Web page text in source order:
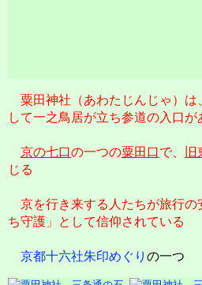
粟田神社（あわたじんじゃ）は
して一之鳥居が立ち参道の入口が
京の七口の一つの粟田口で、
じる
京を行き来する人たちが旅行の
ち守護」として信仰されている
京都十六社朱印めぐり の一つ